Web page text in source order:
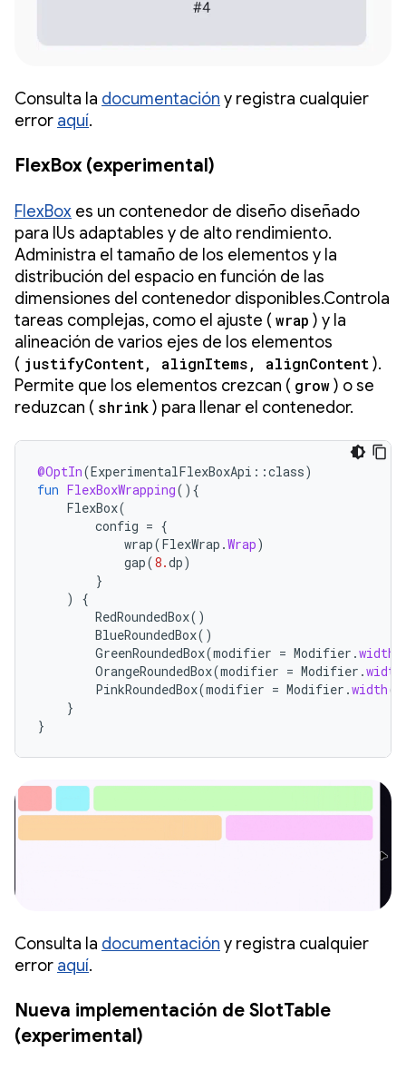
Consulta la documentación y registra cualquier
error aquí.
FlexBox (experimental)
FlexBox es un contenedor de diseño diseñado
para IUs adaptables y de alto rendimiento.
Administra el tamaño de los elementos y la
distribución del espacio en función de las
dimensiones del contenedor disponibles.Controla
tareas complejas, como el ajuste ( wrap ) y la
alineación de varios ejes de los elementos
( justifyContent, alignItems, alignContent).
Permite que los elementos crezcan ( grow) o se
reduzcan ( shrink) para llenar el contenedor.
@OptIn(ExperimentalFlexBoxApi ::class)
fun FlexBoxWrapping(){
FlexBox(
config = {
wrap(FlexWrap .Wrap)
gap(8.dp)
}
)
{
RedRoundedBox()
BlueRoundedBox()
GreenRoundedBox(modifier = Modifier .width
OrangeRoundedBox(modifier = Modifier .width
PinkRoundedBox(modifier = Modifier .width(
}
}
Consulta la documentación y registra cualquier
error aquí.
Nueva implementación de SlotTable
(experimental)